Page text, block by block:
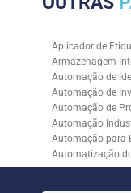
Aplicador de
Armazenagem
Automação de
Automação de
Automação de
Automação
Automação para
Automatização
Controle de